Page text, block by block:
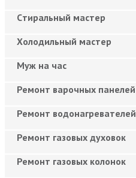
Cтиральный мастер
Холодильный мастер
Муж на час
Ремонт варочных панелей
Ремонт водонагревателей
Ремонт газовых духовок
Ремонт газовых колонок